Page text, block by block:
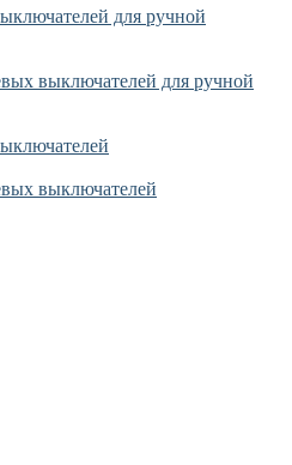
для ручной
выключателей для ручной
выключателей